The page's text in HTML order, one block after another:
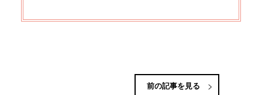
前の記事を見る